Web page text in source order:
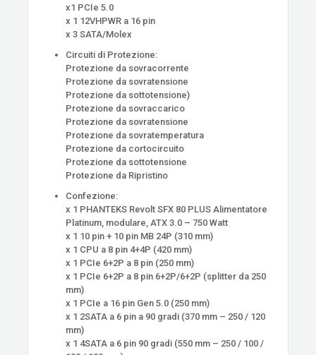
x1 PCIe 5.0
x 1 12VHPWR a 16 pin
x 3 SATA/Molex
Circuiti di Protezione:
Protezione da sovracorrente
Protezione da sovratensione
Protezione da sottotensione)
Protezione da sovraccarico
Protezione da sovratensione
Protezione da sovratemperatura
Protezione da cortocircuito
Protezione da sottotensione
Protezione da Ripristino
Confezione:
x 1 PHANTEKS Revolt SFX 80 PLUS Alimentatore
Platinum, modulare, ATX 3.0 – 750 Watt
x 1 10 pin + 10 pin MB 24P (310 mm)
x 1 CPU a 8 pin 4+4P (420 mm)
x 1 PCIe 6+2P a 8 pin (250 mm)
x 1 PCIe 6+2P a 8 pin 6+2P/6+2P (splitter da 250
mm)
x 1 PCIe a 16 pin Gen 5.0 (250 mm)
x 1 2SATA a 6 pin a 90 gradi (370 mm – 250 / 120
mm)
x 1 4SATA a 6 pin 90 gradi (550 mm – 250 / 100 /